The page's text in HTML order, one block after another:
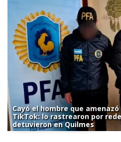
Cayó el hombre que
TikTok: lo rastrearon por
detuvieron en Quilmes